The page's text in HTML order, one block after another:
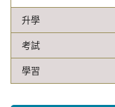
升學
考試
學習